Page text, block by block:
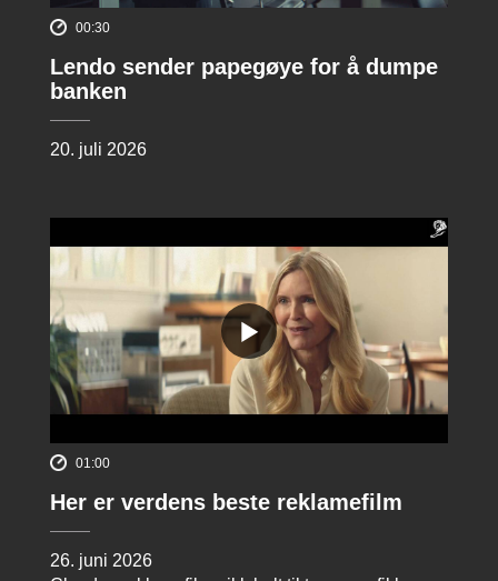
00:30
Lendo sender papegøye for å dumpe
banken
20. juli 2026
01:00
Her er verdens beste reklamefilm
26. juni 2026